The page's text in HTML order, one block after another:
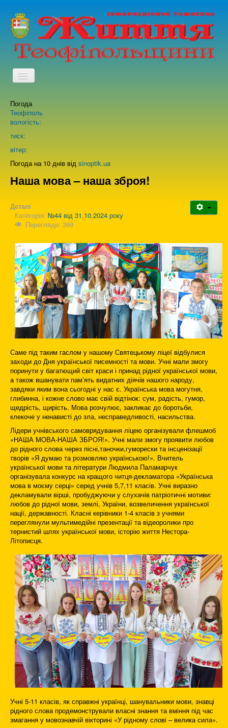
TPL_PROTOSTAR_TOGGLE_MENU
Про нас
Зворотній зв'язок
Погода
Теофіполь
вологість:
тиск:
вітер:
Погода на 10 днів від sinoptik.ua
Наша мова – наша зброя!
Деталі
Категорія: №44 від 31.10.2024 року
Перегляди: 369
Саме під таким гаслом у нашому Святецькому ліцеї відбулися
заходи до Дня української писемності та мови. Учні мали змогу
поринути у багатющий світ краси і принад рідної української мови,
а також вшанувати пам’ять видатних діячів нашого народу,
завдяки яким вона сьогодні у нас є. Українська мова могутня,
глибинна, і кожне слово має свій відтінок: сум, радість, гумор,
щедрість, щирість. Мова розчулює, закликає до боротьби,
клекоче у ненависті до зла, несправедливості, насильства.
Лідери учнівського самоврядування ліцею організували флешмоб
«НАША МОВА-НАША ЗБРОЯ!». Учні мали змогу проявити любов
до рідного слова через пісні,таночки,гуморески та інсценізації
творів «Я думаю та розмовляю українською!». Вчитель
української мови та літератури Людмила Паламарчук
організувала конкурс на кращого читця-декламатора «Українська
мова в моєму серці» серед учнів 5,7,11 класів. Учні виразно
декламували вірші, пробуджуючи у слухачів патріотичні мотиви:
любов до рідної мови, землі, України, возвеличення української
нації, державності. Класні керівники 1-4 класів з учнями
переглянули мультимедійні презентації та відеоролики про
тернистий шлях української мови, історію життя Нестора-
Літописця.
Учні 5-11 класів, як справжні українці, шанувальники мови, знавці
рідного слова продемонстрували власні знання та вміння під час
змагання у мовознавчій вікторині «У рідному слові – велика сила».